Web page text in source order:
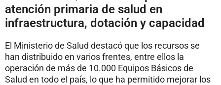
atención primaria de salud en
infraestructura, dotación y capacidad
El Ministerio de Salud destacó que los recursos se
han distribuido en varios frentes, entre ellos la
operación de más de 10.000 Equipos Básicos de
Salud en todo el país, lo que ha permitido mejorar los